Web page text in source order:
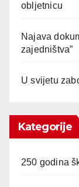
obljetnicu
Najava
zajedništva”
U svijetu
Kategorije
250 godina